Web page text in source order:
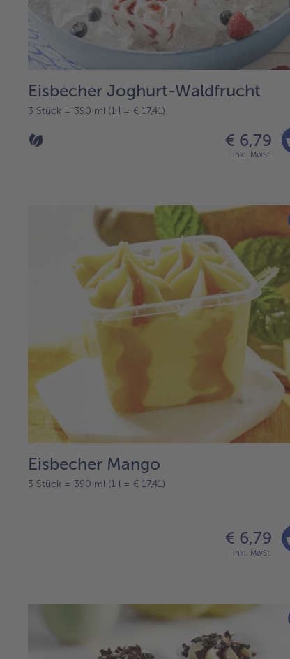
Eisbecher Joghurt-Waldfrucht
3 Stück = 390 ml (1 l = € 17,41)
€ 6,79
inkl. MwSt.
Eisbecher Mango
3 Stück = 390 ml (1 l = € 17,41)
€ 6,79
inkl. MwSt.